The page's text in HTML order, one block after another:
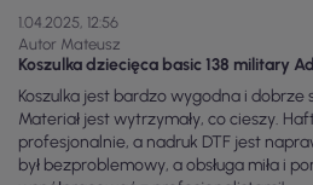
1.04.2025, 12:56
Autor Mateusz
Koszulka dziecięca basic 138 military
Koszulka jest bardzo wygodna i dobrze
Materiał jest wytrzymały, co cieszy.
profesjonalnie, a nadruk DTF jest
był bezproblemowy, a obsługa miła i